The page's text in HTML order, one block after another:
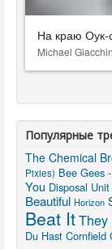
На краю Оук-
Michael
Популярные
The Chemical
Pixies) Bee Gees
You Disposal
Beautiful Horizon
Beat ItThey
Du Hast Cornfield